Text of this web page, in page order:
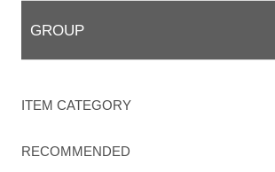
GROUP
ITEM CATEGORY
RECOMMENDED